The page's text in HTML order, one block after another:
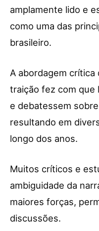
amplamente lido e
como uma das
brasileiro.
A abordagem
traição fez com que
e debatessem
resultando em
longo dos anos.
Muitos críticos e
ambiguidade da
maiores forças,
discussões.